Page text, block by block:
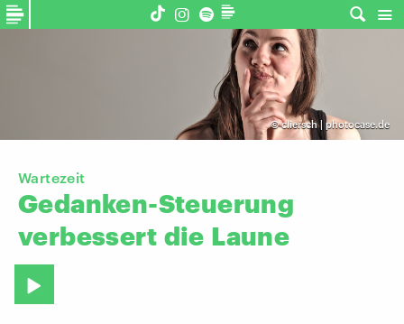
©cliersch | photocase.de
Wartezeit
Gedanken-Steuerung
verbessert die Laune